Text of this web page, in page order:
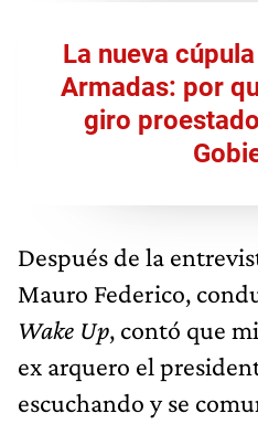
La nueva
Armadas: por
giro
Después de la
Mauro Federico,
Wake Up, contó que
ex arquero el
escuchando y se